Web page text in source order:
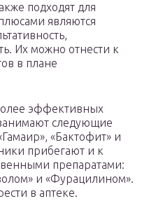
подходят для
являются
Их можно отнести к
в плане
эффективных
следующие
«Бактофит» и
прибегают и к
препаратами:
и «Фурацилином».
в аптеке.